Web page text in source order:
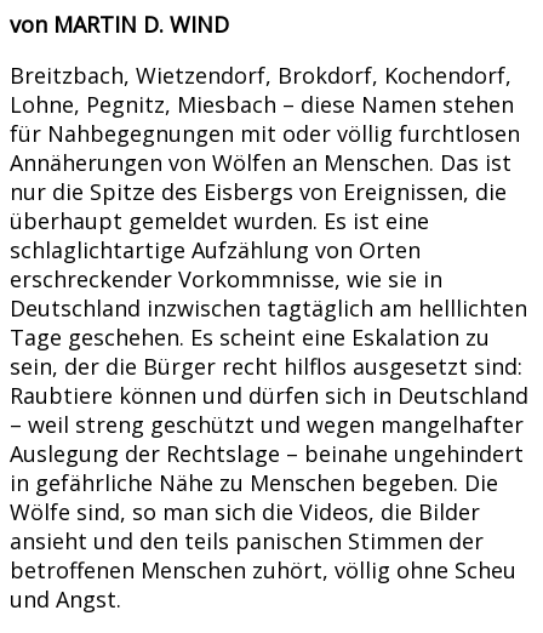
von MARTIN D. WIND
Breitzbach, Wietzendorf, Brokdorf, Kochendorf,
Lohne, Pegnitz, Miesbach – diese Namen stehen
für Nahbegegnungen mit oder völlig furchtlosen
Annäherungen von Wölfen an Menschen. Das ist
nur die Spitze des Eisbergs von Ereignissen, die
überhaupt gemeldet wurden. Es ist eine
schlaglichtartige Aufzählung von Orten
erschreckender Vorkommnisse, wie sie in
Deutschland inzwischen tagtäglich am helllichten
Tage geschehen. Es scheint eine Eskalation zu
sein, der die Bürger recht hilflos ausgesetzt sind:
Raubtiere können und dürfen sich in Deutschland
– weil streng geschützt und wegen mangelhafter
Auslegung der Rechtslage – beinahe ungehindert
in gefährliche Nähe zu Menschen begeben. Die
Wölfe sind, so man sich die Videos, die Bilder
ansieht und den teils panischen Stimmen der
betroffenen Menschen zuhört, völlig ohne Scheu
und Angst.